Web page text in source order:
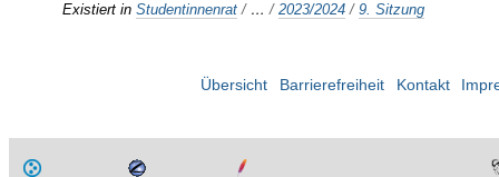
Existiert in Studentinnenrat / …/2023/2024 /9. Sitzung
Übersicht Barrierefreiheit Kontakt